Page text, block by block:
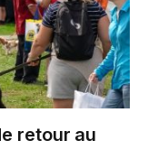
retour au